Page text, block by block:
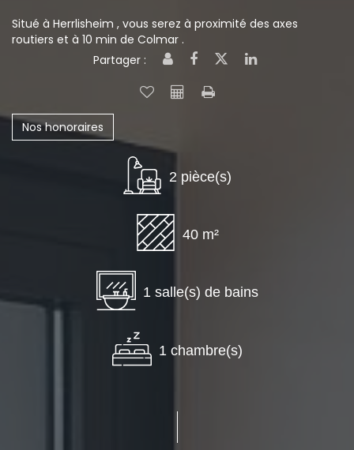
Situé à Herrlisheim , vous serez à proximité des axes
routiers et à 10 min de Colmar .
Partager :
Nos honoraires
2 pièce(s)
40 m²
1 salle(s) de bains
1 chambre(s)